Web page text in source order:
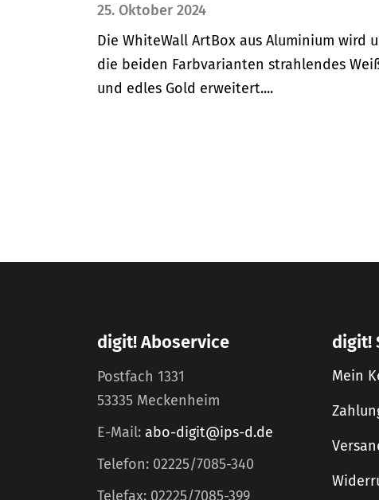
25. Oktober 2024
Die WhiteWall ArtBox aus Aluminium wird
die beiden Farbvarianten strahlendes
und edles Gold erweitert....
digit! Aboservice
Postfach 1331
53335 Meckenheim
E-Mail: abo-digit@ips-d.de
Telefon: 02225/7085-340
Telefax: 02225/7085-399
digit!
Mein